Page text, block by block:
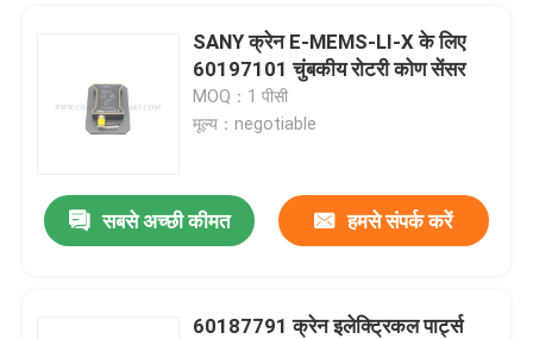
SANY क्रेन E-MEMS-LI-X के लिए
60197101 चुंबकीय रोटरी कोण सेंसर
MOQ：1 पीसी
मूल्य：negotiable
सबसे अच्छी कीमत हमसे संपर्क करें
60187791 क्रेन इलेक्ट्रिकल पार्ट्स